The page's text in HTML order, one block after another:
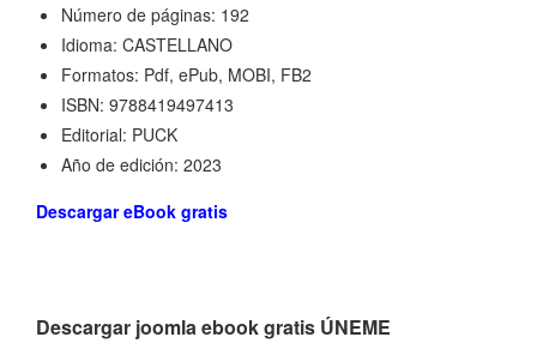
Número de páginas: 192
Idioma: CASTELLANO
Formatos: Pdf, ePub, MOBI, FB2
ISBN: 9788419497413
Editorial: PUCK
Año de edición: 2023
Descargar eBook gratis
Descargar joomla ebook gratis ÚNEME